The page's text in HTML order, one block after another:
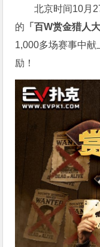
北京时间10月
的 「百W赏金猎人
1,000多场赛事中
励！